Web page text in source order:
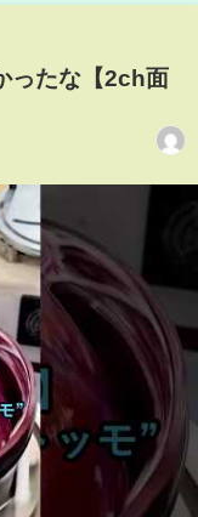
ったな【2ch面